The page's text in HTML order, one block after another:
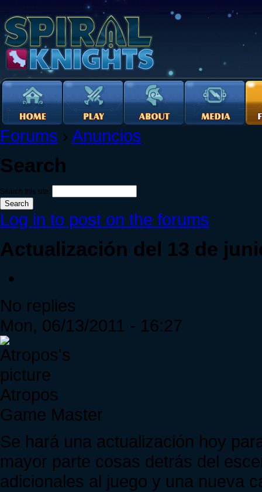
Forums › Anuncios
Search
Search this site:
Log in to post on the forums
Actualización del 13 de
No replies
Mon, 06/13/2011 - 16:27
Atropos
Game Master
Se hará una actualización hoy
mayor parte cosas detrás del
adicionales al juego y una nueva